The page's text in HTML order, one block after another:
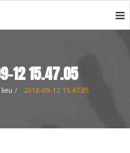
12 15.47.05
2018-09-12 15.47.05